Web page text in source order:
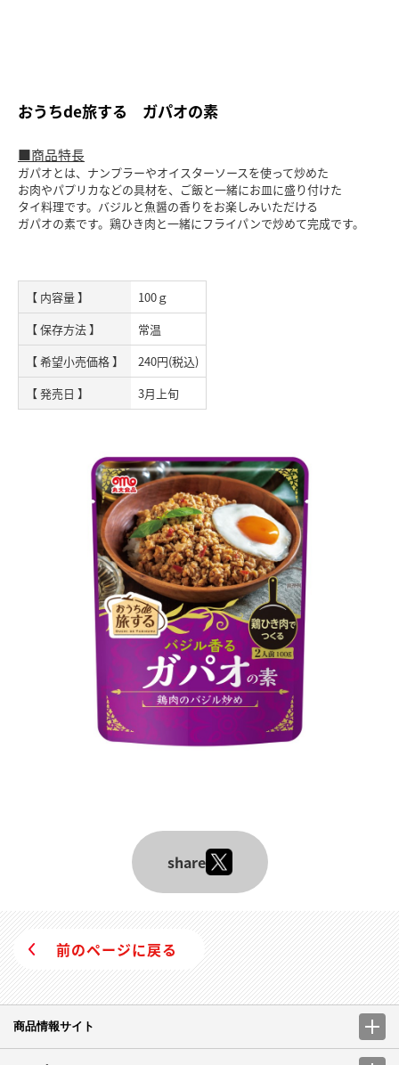
おうちde旅する ガパオの素
■商品特長
ガパオとは、ナンプラーやオイスターソースを使って炒めた
お肉やパプリカなどの具材を、ご飯と一緒にお皿に盛り付けた
タイ料理です。バジルと魚醤の香りをお楽しみいただける
ガパオの素です。鶏ひき肉と一緒にフライパンで炒めて完成です。
【 内容量 】
100ｇ
【 保存方法 】
常温
【 希望小売価格 】
240円(税込)
【 発売日 】
3月上旬
share
前のページに戻る
商品情報サイト